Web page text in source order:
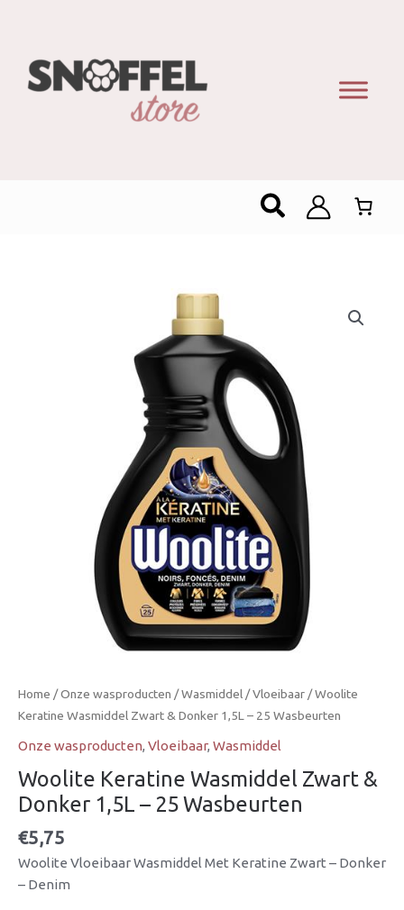
Zoeken
Home /Onze wasproducten /Wasmiddel /Vloeibaar / Woolite
Keratine Wasmiddel Zwart & Donker 1,5L – 25 Wasbeurten
Onze wasproducten, Vloeibaar, Wasmiddel
Woolite Keratine Wasmiddel Zwart &
Donker 1,5L – 25 Wasbeurten
€5,75
Woolite Vloeibaar Wasmiddel Met Keratine Zwart – Donker
– Denim